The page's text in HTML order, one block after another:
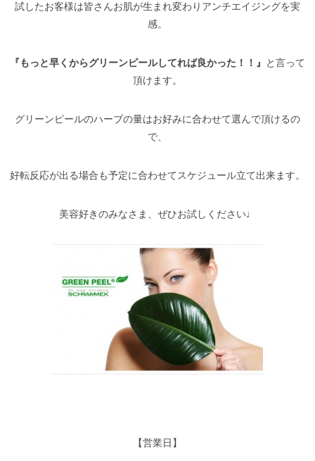
試したお客様は皆さんお肌が生まれ変わりアンチエイジングを実
感。
『もっと早くからグリーンピールしてれば良かった！！』
と言って
頂けます。
グリーンピールのハーブの量はお好みに合わせて選んで頂けるの
で、
好転反応が出る場合も予定に合わせてスケジュール立て出来ます。
美容好きのみなさま、ぜひお試しください♩
【営業日】